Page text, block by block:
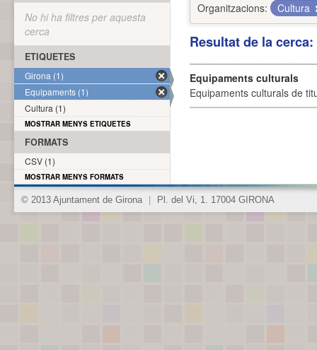
Organitzacions:
Cultura
Resultat de la
Equipaments culturals
Equipaments culturals de
No hi ha filtres per aquesta
cerca
ETIQUETES
Girona (1)
Equipaments (1)
Cultura (1)
MOSTRAR MENYS ETIQUETES
FORMATS
CSV (1)
MOSTRAR MENYS FORMATS
© 2013 Ajuntament de Girona Pl. del Vi, 1. 17004 GIRONA